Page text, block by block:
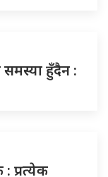
हुँदैन :
प्रत्येक